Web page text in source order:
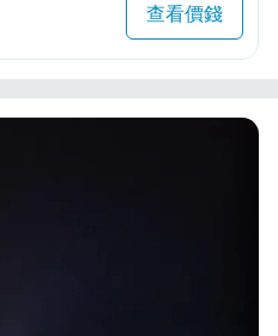
查看價錢